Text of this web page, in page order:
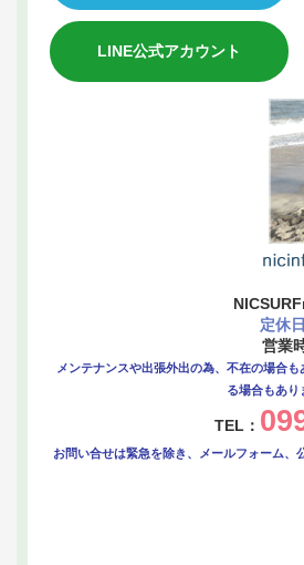
LINE公式アカウント
定休
営業
メンテナンスや出張外出の為、不在の場合
る場合もあり
TEL：
お問い合せは緊急を除き、メールフォーム、